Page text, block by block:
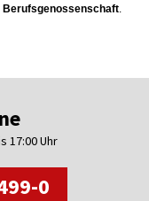
Berufsgenossenschaft.
17:00 Uhr
0